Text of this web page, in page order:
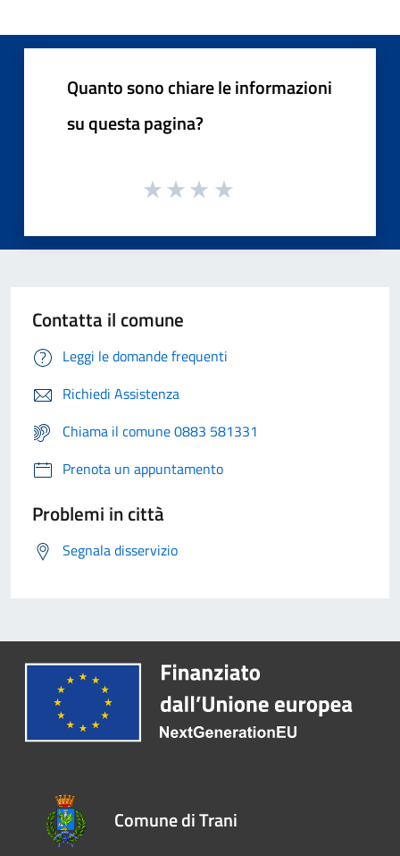
Quanto sono chiare le informazioni
su questa pagina?
Contatta il comune
Leggi le domande frequenti
Richiedi Assistenza
Chiama il comune 0883 581331
Prenota un appuntamento
Problemi in città
Segnala disservizio
Comune di Trani